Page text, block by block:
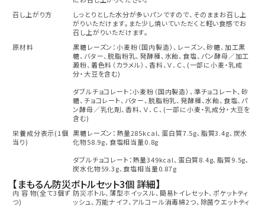
召し上がり方
しっとりとした水分が多いパンですので、そのままお召し上
がりいただけます。また少し焼いていただくと軽い食感でお
召し上がりいただけます。
原材料
黒糖レーズン：小麦粉（国内製造）、レーズン、砂糖、加工黒
糖、バター、脱脂粉乳、発酵種、水飴、食塩、パン酵母／加工
澱粉、着色料（カラメル）、香料、Ｖ．Ｃ、(一部に小麦・乳成
分・大豆を含む)
ダブルチョコレート：小麦粉（国内製造）、準チョコレート、砂
糖、チョコレート、バター、脱脂粉乳、発酵種、水飴、食塩、パ
ン酵母／乳化剤、香料、Ｖ．Ｃ、(一部に小麦・乳成分・大豆を
含む)
栄養成分表示(1個
当り)
黒糖レーズン：熱量285kcal､蛋白質7.5g､脂質3.4g､炭水
化物58.9g､食塩相当量0.8g
ダブルチョコレート：熱量349kcal､蛋白質8.4g､脂質9.5g､
炭水化物59.3g､食塩相当量0.87g
【まもるん防災ボトルセット3個 詳細】
内 容 物(全て3個ず
つ)
防災ボトル、薄型ホイッスル、簡易トイレセット、ポケットティ
ッシュ、万能ナイフ、アルコール消毒綿2つ、除菌ウエットティ